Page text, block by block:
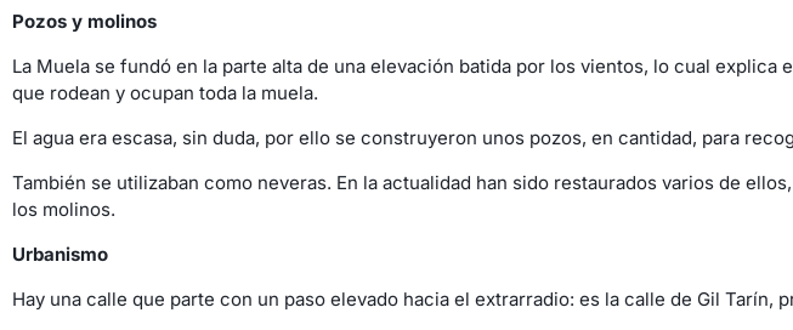
Pozos y molinos
La Muela se fundó en la parte alta de una elevación batida por los vientos, lo cual
que rodean y ocupan toda la muela.
El agua era escasa, sin duda, por ello se construyeron unos pozos, en cantidad, para
También se utilizaban como neveras. En la actualidad han sido restaurados varios de
los molinos.
Urbanismo
Hay una calle que parte con un paso elevado hacia el extrarradio: es la calle de Gil Tarín,